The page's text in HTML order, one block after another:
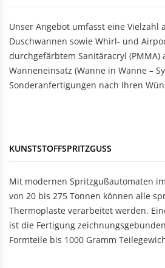
Unser Angebot umfasst eine Vielzahl
Duschwannen sowie Whirl- und
durchgefärbtem Sanitäracryl (PMMA)
Wanneneinsatz (Wanne in Wanne –
Sonderanfertigungen nach Ihren
KUNSTSTOFFSPRITZGUSS
Mit modernen Spritzgußautomaten
von 20 bis 275 Tonnen können alle
Thermoplaste verarbeitet werden.
ist die Fertigung
Formteile bis 1000 Gramm